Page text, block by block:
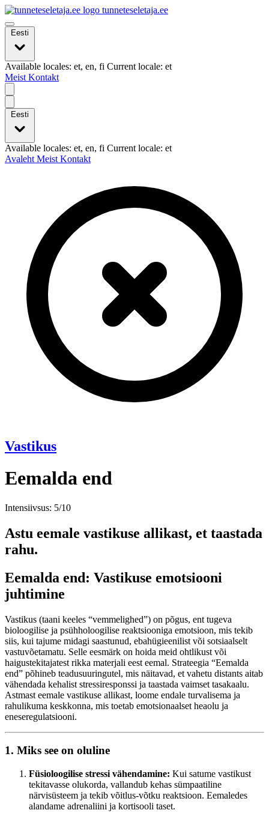
tunneteseletaja.ee
Eesti
Available locales: et, en, fi Current locale: et
Meist Kontakt
Eesti
Available locales: et, en, fi Current locale: et
Avaleht Meist Kontakt
Vastikus
Eemalda end
Intensiivsus: 5/10
Astu eemale vastikuse allikast, et taastada
rahu.
Eemalda end: Vastikuse emotsiooni
juhtimine
Vastikus (taani keeles “vemmelighed”) on põgus, ent tugeva
bioloogilise ja psühholoogilise reaktsiooniga emotsioon, mis tekib
siis, kui tajume midagi saastunud, ebahügieenilist või sotsiaalselt
vastuvõetamatu. Selle eesmärk on hoida meid ohtlikust või
haigustekitajatest rikka materjali eest eemal. Strateegia “Eemalda
end” põhineb teadusuuringutel, mis näitavad, et vahetu distants aitab
vähendada kehalist stressiresponssi ja taastada vaimset tasakaalu.
Astmast eemale vastikuse allikast, loome endale turvalisema ja
rahulikuma keskkonna, mis toetab emotsionaalset heaolu ja
eneseregulatsiooni.
1. Miks see on oluline
Füsioloogilise stressi vähendamine: Kui satume vastikust
tekitavasse olukorda, vallandub kehas sümpaatiline
närvisüsteem ja tekib võitlus-võtku reaktsioon. Eemaledes
alandame adrenaliini ja kortisooli taset.